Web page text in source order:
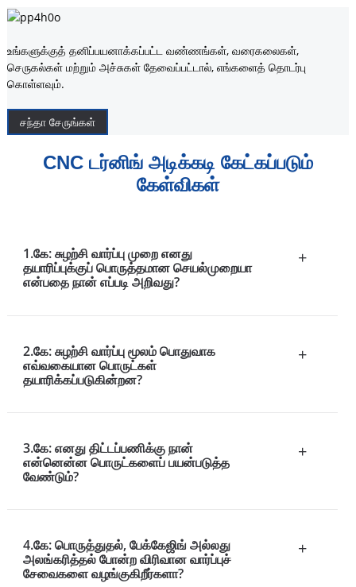
உங்களுக்குத் தனிப்பயனாக்கப்பட்ட வண்ணங்கள், வரைகலைகள்,
செருகல்கள் மற்றும் அச்சுகள் தேவைப்பட்டால், எங்களைத் தொடர்பு
கொள்ளவும்.
சந்தா சேருங்கள்
CNC டர்னிங் அடிக்கடி கேட்கப்படும்
கேள்விகள்
1.கே: சுழற்சி வார்ப்பு முறை எனது
தயாரிப்புக்குப் பொருத்தமான செயல்முறையா
என்பதை நான் எப்படி அறிவது?
+
2.கே: சுழற்சி வார்ப்பு மூலம் பொதுவாக
எவ்வகையான பொருட்கள்
தயாரிக்கப்படுகின்றன?
+
3.கே: எனது திட்டப்பணிக்கு நான்
என்னென்ன பொருட்களைப் பயன்படுத்த
வேண்டும்?
+
4.கே: பொருத்துதல், பேக்கேஜிங் அல்லது
அலங்கரித்தல் போன்ற விரிவான வார்ப்புச்
சேவைகளை வழங்குகிறீர்களா?
+